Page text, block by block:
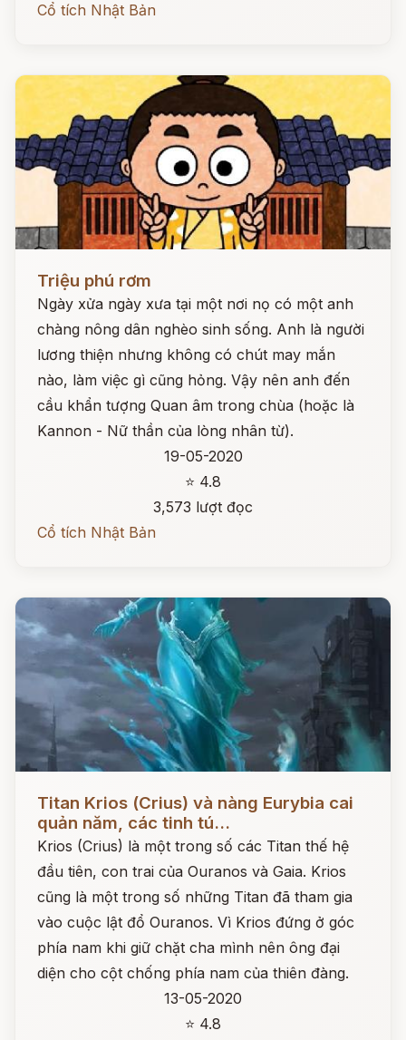
Cổ tích Nhật Bản
Triệu phú rơm
Ngày xửa ngày xưa tại một nơi nọ có một anh
chàng nông dân nghèo sinh sống. Anh là người
lương thiện nhưng không có chút may mắn
nào, làm việc gì cũng hỏng. Vậy nên anh đến
cầu khẩn tượng Quan âm trong chùa (hoặc là
Kannon - Nữ thần của lòng nhân từ).
19-05-2020
⭐ 4.8
3,573 lượt đọc
Cổ tích Nhật Bản
Titan Krios (Crius) và nàng Eurybia cai
quản năm, các tinh tú...
Krios (Crius) là một trong số các Titan thế hệ
đầu tiên, con trai của Ouranos và Gaia. Krios
cũng là một trong số những Titan đã tham gia
vào cuộc lật đổ Ouranos. Vì Krios đứng ở góc
phía nam khi giữ chặt cha mình nên ông đại
diện cho cột chống phía nam của thiên đàng.
13-05-2020
⭐ 4.8